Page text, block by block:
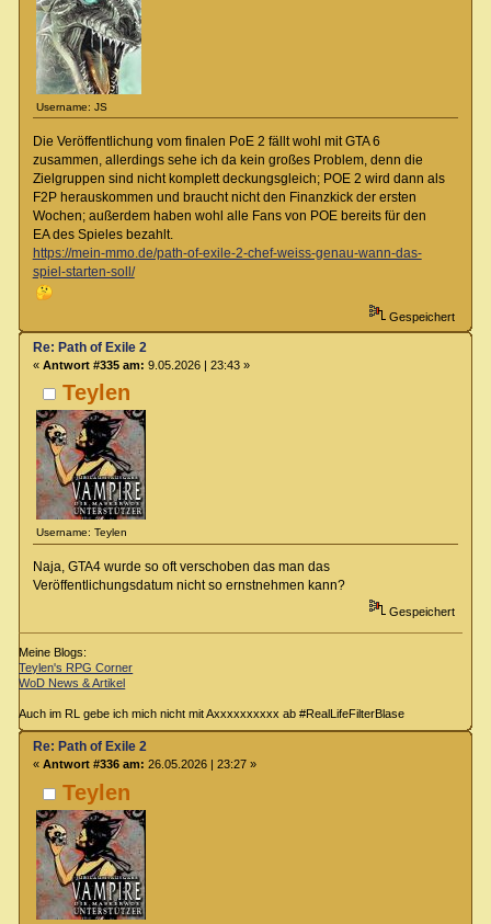
Username: JS
Die Veröffentlichung vom finalen PoE 2 fällt wohl mit GTA 6
zusammen, allerdings sehe ich da kein großes Problem, denn die
Zielgruppen sind nicht komplett deckungsgleich; POE 2 wird dann als
F2P herauskommen und braucht nicht den Finanzkick der ersten
Wochen; außerdem haben wohl alle Fans von POE bereits für den
EA des Spieles bezahlt.
https://mein-mmo.de/path-of-exile-2-chef-weiss-genau-wann-das-
spiel-starten-soll/
Gespeichert
Teylen
Username: Teylen
Re: Path of Exile 2
« Antwort #335 am: 9.05.2026 | 23:43 »
Naja, GTA4 wurde so oft verschoben das man das
Veröffentlichungsdatum nicht so ernstnehmen kann?
Gespeichert
Meine Blogs:
Teylen's RPG Corner
WoD News & Artikel
Auch im RL gebe ich mich nicht mit Axxxxxxxxxx ab #RealLifeFilterBlase
Teylen
Re: Path of Exile 2
« Antwort #336 am: 26.05.2026 | 23:27 »